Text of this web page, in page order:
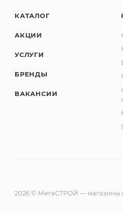
КАТАЛОГ
АКЦИИ
УСЛУГИ
БРЕНДЫ
ВАКАНСИИ
2026 © МегаСТРОЙ — магазины